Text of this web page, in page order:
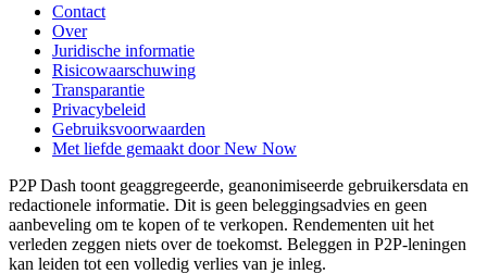
Contact
Over
Juridische informatie
Risicowaarschuwing
Transparantie
Privacybeleid
Gebruiksvoorwaarden
Met liefde gemaakt door New Now
P2P Dash toont geaggregeerde, geanonimiseerde gebruikersdata en
redactionele informatie. Dit is geen beleggingsadvies en geen
aanbeveling om te kopen of te verkopen. Rendementen uit het
verleden zeggen niets over de toekomst. Beleggen in P2P-leningen
kan leiden tot een volledig verlies van je inleg.